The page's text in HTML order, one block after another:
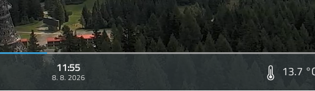
11:55
8. 8. 2026 13.7